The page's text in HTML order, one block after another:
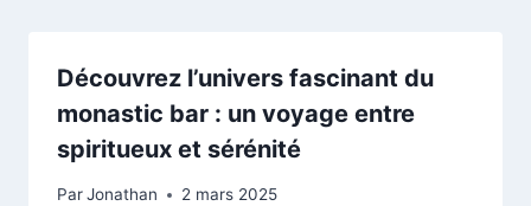
Découvrez l’univers fascinant du
monastic bar : un voyage entre
spiritueux et sérénité
ParJonathan 2 mars 2025